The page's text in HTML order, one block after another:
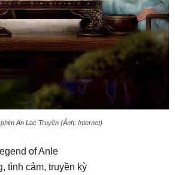
An Lạc Truyện (Ảnh: Internet)
of Anle
tình cảm, truyền kỳ